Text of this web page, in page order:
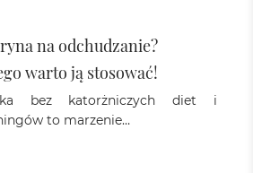
na odchudzanie?
warto ją stosować!
bez katorżniczych diet i
to marzenie…